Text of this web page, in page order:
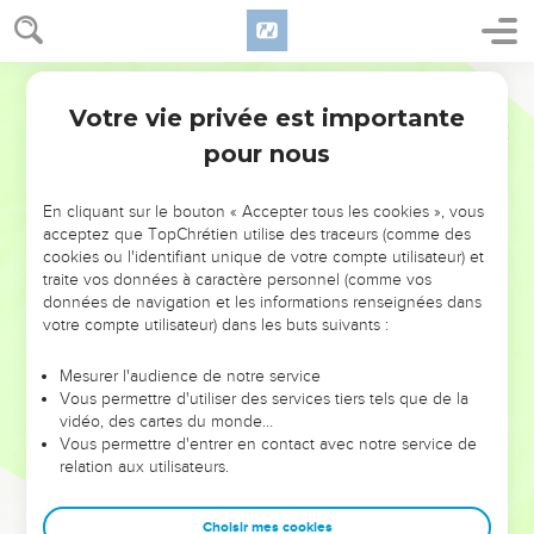
NE MANQUEZ PAS L’ÉVÉNEMENT
DE L’ANNÉE !
ET SI LEURS ERREURS POUVAIENT VOUS ÉVITER LES
VOTRES ?
leur foi ou leur vision. Mais on voit moins les doutes, les erreurs
et les saisons difficiles qu'ils ont traversés, alors même que ce
sont elles qui les ont façonnés.
Dans cette conférence, leaders, entrepreneurs, et responsables
clés pour avancer avec plus de sagesse afin que leurs erreurs
Votre vie privée est importante
pour nous
En cliquant sur le bouton « Accepter tous les cookies », vous
acceptez que TopChrétien utilise des traceurs (comme des
cookies ou l'identifiant unique de votre compte utilisateur) et
traite vos données à caractère personnel (comme vos
données de navigation et les informations renseignées dans
votre compte utilisateur) dans les buts suivants :
Mesurer l'audience de notre service
Vous permettre d'utiliser des services tiers tels que de la
vidéo, des cartes du monde…
Vous permettre d'entrer en contact avec notre service de
relation aux utilisateurs.
Choisir mes cookies